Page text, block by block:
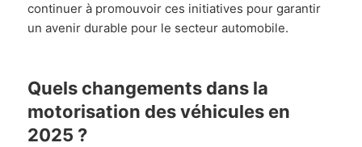
continuer à promouvoir ces initiatives pour garantir
un avenir durable pour le secteur automobile.
Quels changements dans la
motorisation des véhicules en
2025 ?